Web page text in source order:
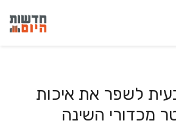
לשפר את איכות
מכדורי השינה